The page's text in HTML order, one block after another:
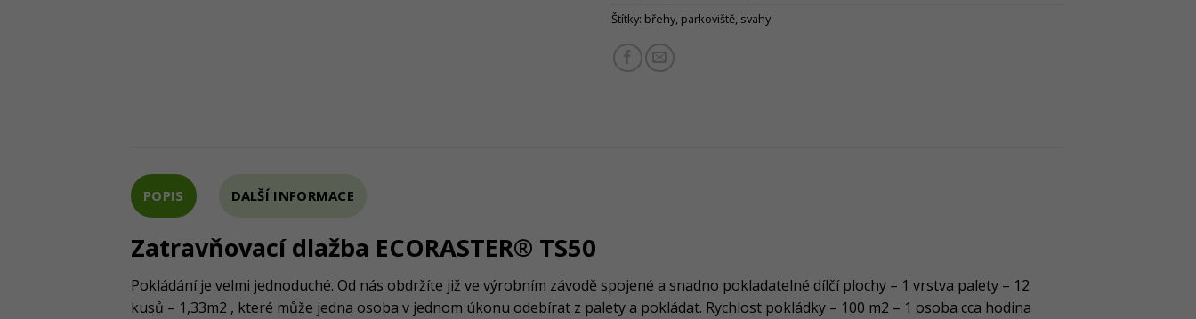
Štítky: břehy, parkoviště, svahy
POPIS DALŠÍ INFORMACE
Zatravňovací dlažba ECORASTER® TS50
Pokládání je velmi jednoduché. Od nás obdržíte již ve výrobním závodě spojené a snadno pokladatelné dílčí plochy – 1 vrstva palety – 12
kusů – 1,33m2 , které může jedna osoba v jednom úkonu odebírat z palety a pokládat. Rychlost pokládky – 100 m2 – 1 osoba cca hodina